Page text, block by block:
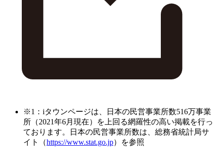
※1：iタウンページは、日本の民営事業所数516万事業
所（2021年6月現在）を上回る網羅性の高い掲載を行っ
ております。日本の民営事業所数は、総務省統計局サ
イト（https://www.stat.go.jp）を参照